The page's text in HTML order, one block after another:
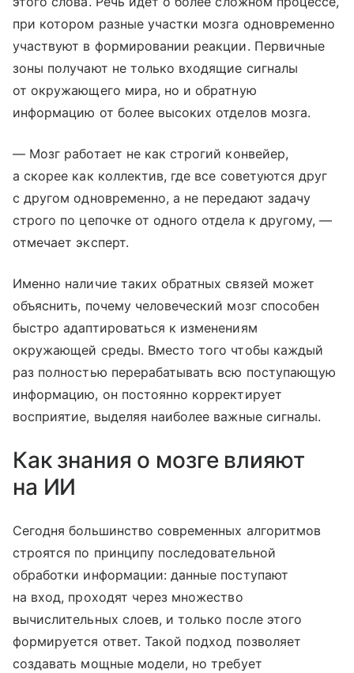
при котором разные участки мозга одновременно
участвуют в формировании реакции. Первичные
зоны получают не только входящие сигналы
от окружающего мира, но и обратную
информацию от более высоких отделов мозга.
— Мозг работает не как строгий конвейер,
а скорее как коллектив, где все советуются друг
с другом одновременно, а не передают задачу
строго по цепочке от одного отдела к другому, —
отмечает эксперт.
Именно наличие таких обратных связей может
объяснить, почему человеческий мозг способен
быстро адаптироваться к изменениям
окружающей среды. Вместо того чтобы каждый
раз полностью перерабатывать всю поступающую
информацию, он постоянно корректирует
восприятие, выделяя наиболее важные сигналы.
Как знания о мозге влияют
на ИИ
Сегодня большинство современных алгоритмов
строятся по принципу последовательной
обработки информации: данные поступают
на вход, проходят через множество
вычислительных слоев, и только после этого
формируется ответ. Такой подход позволяет
создавать мощные модели, но требует